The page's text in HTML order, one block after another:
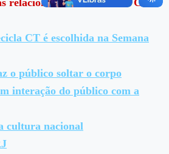
CT é escolhida na Semana
o público soltar o corpo
interação do público com a
cultura nacional